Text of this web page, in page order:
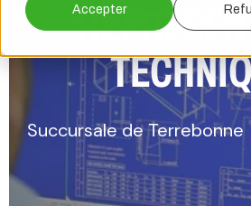
Accepter
Succursale de Terrebonne